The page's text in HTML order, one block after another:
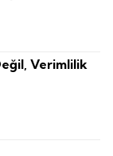
Verimlilik